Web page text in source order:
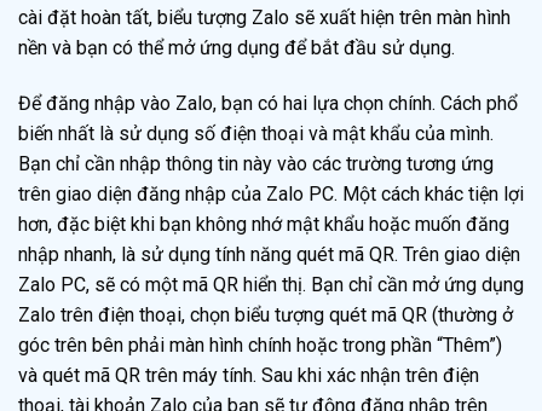
cài đặt hoàn tất, biểu tượng Zalo sẽ xuất hiện trên màn hình
nền và bạn có thể mở ứng dụng để bắt đầu sử dụng.
Để đăng nhập vào Zalo, bạn có hai lựa chọn chính. Cách phổ
biến nhất là sử dụng số điện thoại và mật khẩu của mình.
Bạn chỉ cần nhập thông tin này vào các trường tương ứng
trên giao diện đăng nhập của Zalo PC. Một cách khác tiện lợi
hơn, đặc biệt khi bạn không nhớ mật khẩu hoặc muốn đăng
nhập nhanh, là sử dụng tính năng quét mã QR. Trên giao diện
Zalo PC, sẽ có một mã QR hiển thị. Bạn chỉ cần mở ứng dụng
Zalo trên điện thoại, chọn biểu tượng quét mã QR (thường ở
góc trên bên phải màn hình chính hoặc trong phần “Thêm”)
và quét mã QR trên máy tính. Sau khi xác nhận trên điện
thoại, tài khoản Zalo của bạn sẽ tự động đăng nhập trên